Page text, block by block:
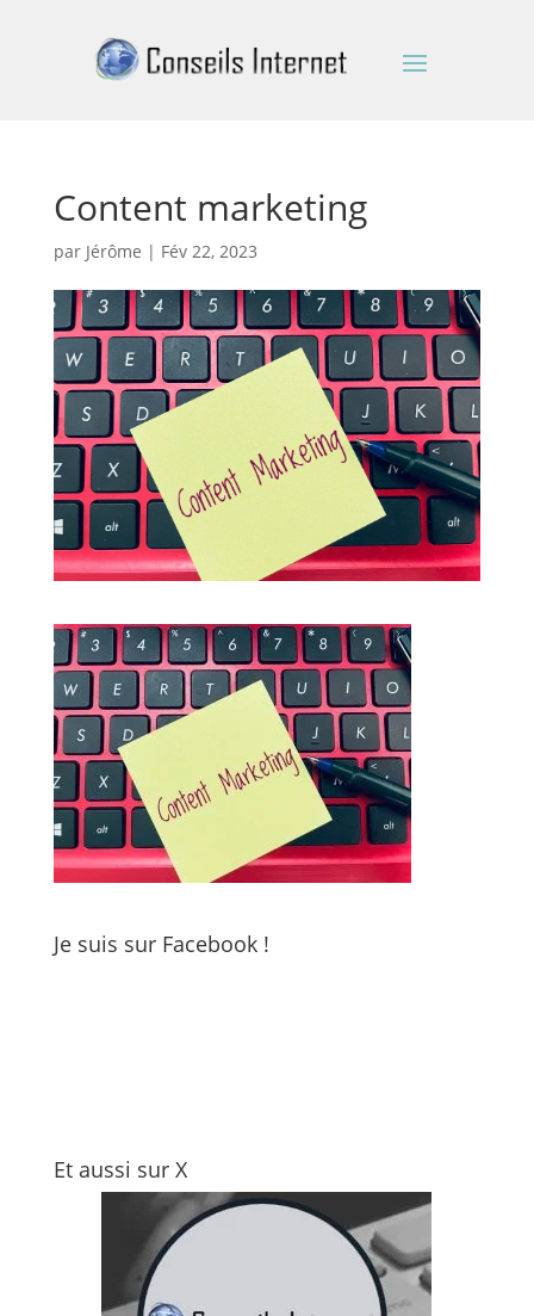
Content marketing
par Jérôme | Fév 22, 2023
Je suis sur Facebook !
Et aussi sur X